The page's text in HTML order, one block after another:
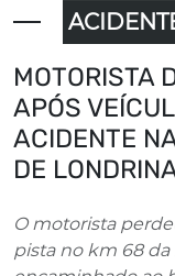
MOTORISTA
APÓS
ACIDENTE
DE
O motorista
pista no km 68 da